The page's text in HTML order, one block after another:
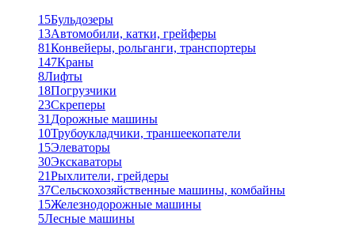
15Бульдозеры
13Автомобили, катки, грейферы
81Конвейеры, рольганги, транспортеры
147Краны
8Лифты
18Погрузчики
23Скреперы
31 Дорожные машины
10Трубоукладчики, траншеекопатели
15Элеваторы
30Экскаваторы
21Рыхлители, грейдеры
37Сельскохозяйственные машины, комбайны
15Железнодорожные машины
5Лесные машины